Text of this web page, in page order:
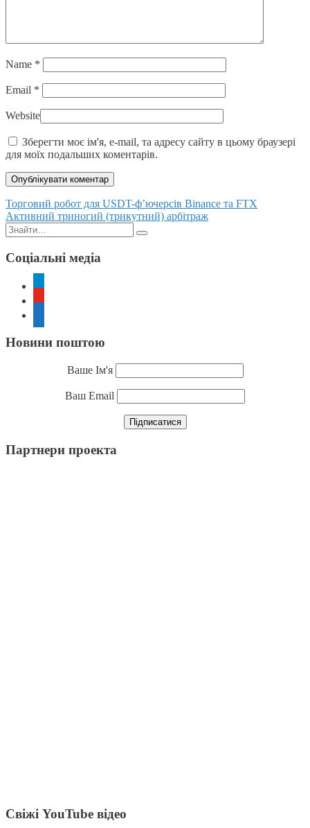
Name *
Email *
Website
Зберегти моє ім'я, e-mail, та адресу сайту в цьому браузері
для моїх подальших коментарів.
Posts
navigation
Торговий робот для USDT-ф’ючерсів Binance та FTX
Активний триногий (трикутний) арбітраж
Пошук:
Соціальні медіа
Новини поштою
Ваше Ім'я
Ваш Email
Партнери проекта
Свіжі YouTube відео